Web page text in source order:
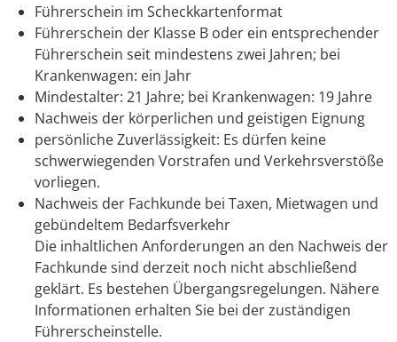
Führerschein im Scheckkartenformat
Führerschein der Klasse B oder ein entsprechender
Führerschein seit mindestens zwei Jahren; bei
Krankenwagen: ein Jahr
Mindestalter: 21 Jahre; bei Krankenwagen: 19 Jahre
Nachweis der körperlichen und geistigen Eignung
persönliche Zuverlässigkeit: Es dürfen keine
schwerwiegenden Vorstrafen und Verkehrsverstöße
vorliegen.
Nachweis der Fachkunde bei Taxen, Mietwagen und
gebündeltem Bedarfsverkehr
Die inhaltlichen Anforderungen an den Nachweis der
Fachkunde sind derzeit noch nicht abschließend
geklärt. Es bestehen Übergangsregelungen. Nähere
Informationen erhalten Sie bei der zuständigen
Führerscheinstelle.